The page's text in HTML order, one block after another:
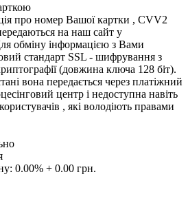
про номер Вашої картки , CVV2
на наш сайт у
обміну інформацією з Вами
стандарт SSL - шифрування з
(довжина ключа 128 біт).
вона передається через платіжний
центр і недоступна навіть
, які володіють правами
0.00% + 0.00 грн.